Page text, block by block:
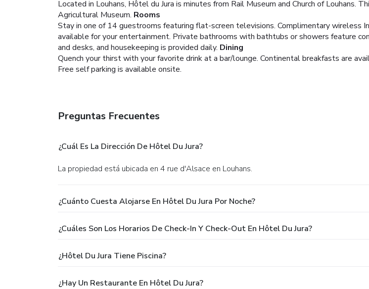
Located in Louhans, Hôtel du Jura is minutes from Rail Museum and Church of Louhans.
Agricultural Museum. Rooms
Stay in one of 14 guestrooms featuring flat-screen televisions. Complimentary wireless
available for your entertainment. Private bathrooms with bathtubs or showers feature
and desks, and housekeeping is provided daily. Dining
Quench your thirst with your favorite drink at a bar/lounge. Continental breakfasts are
Free self parking is available onsite.
Preguntas Frecuentes
¿Cuál Es La Dirección De Hôtel Du Jura?
La propiedad está ubicada en 4 rue d'Alsace en Louhans.
¿Cuánto Cuesta Alojarse En Hôtel Du Jura Por Noche?
¿Cuáles Son Los Horarios De Check-In Y Check-Out En Hôtel Du Jura?
¿Hôtel Du Jura Tiene Piscina?
¿Hay Un Restaurante En Hôtel Du Jura?